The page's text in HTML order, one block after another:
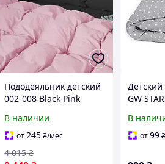
Пододеяльник детский
002-008 Black Pink
пододеяльник 110х140
см
В наличии
от245₴/мес
4 015 ₴
GW
В
от99 ₴